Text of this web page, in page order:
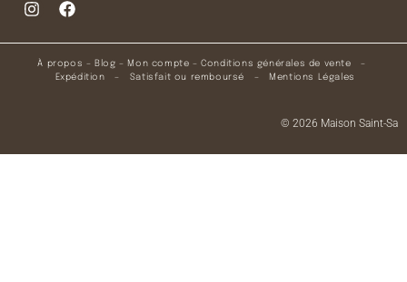
À propos – Blog – Mon compte –Conditions générales de vente –
Expédition – Satisfait ou remboursé – Mentions Légales
© 2026 Maison Saint-Sa